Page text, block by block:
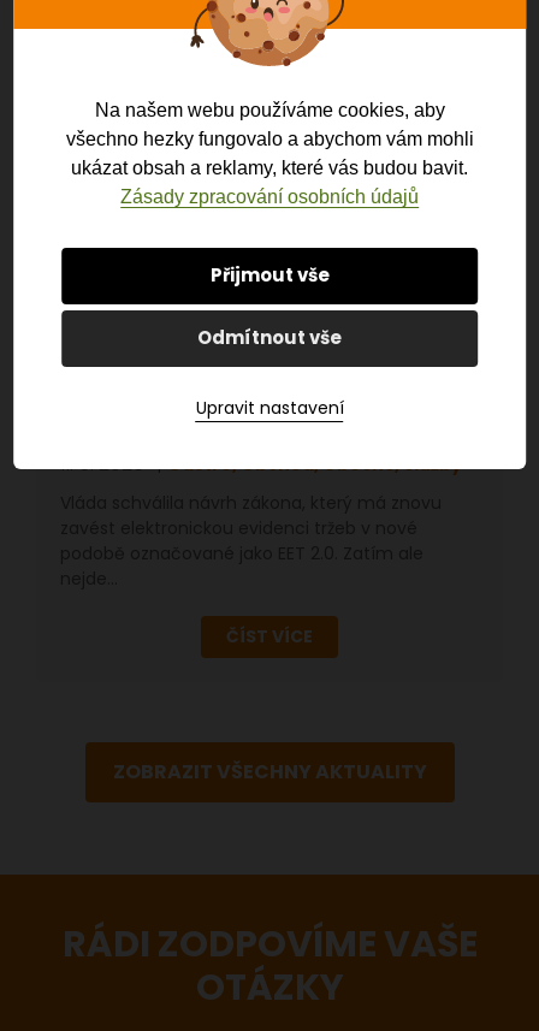
ČÍST VÍCE
EET 2.0 SCHVÁLILA VLÁDA. CO
ZATÍM VÍME?
11. 5. 2026
Gastro, Obchod, Obecné, Služby
ČÍST VÍCE
ZOBRAZIT VŠECHNY AKTUALITY
RÁDI ZODPOVÍME VAŠE
OTÁZKY
Na našem webu používáme cookies, aby
všechno hezky fungovalo a abychom vám mohli
ukázat obsah a reklamy, které vás budou bavit.
Zásady zpracování osobních údajů
Přijmout vše
Odmítnout vše
Upravit nastavení